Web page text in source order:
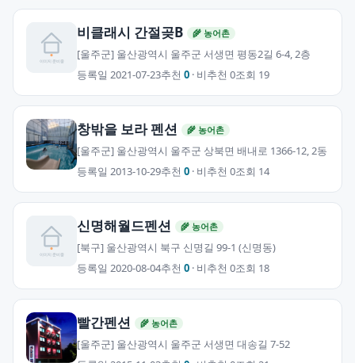
비클래시 간절곶B 🌾 농어촌
[울주군] 울산광역시 울주군 서생면 평동2길 6-4, 2층
등록일 2021-07-23추천 0 · 비추천 0조회 19
창밖을 보라 펜션 🌾 농어촌
[울주군] 울산광역시 울주군 상북면 배내로 1366-12, 2동
등록일 2013-10-29추천 0 · 비추천 0조회 14
신명해월드펜션 🌾 농어촌
[북구] 울산광역시 북구 신명길 99-1 (신명동)
등록일 2020-08-04추천 0 · 비추천 0조회 18
빨간펜션 🌾 농어촌
[울주군] 울산광역시 울주군 서생면 대송길 7-52